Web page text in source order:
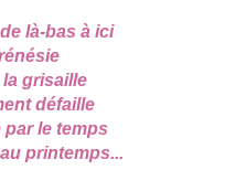
là-bas à ici
grisaille
défaille
le temps
printemps...